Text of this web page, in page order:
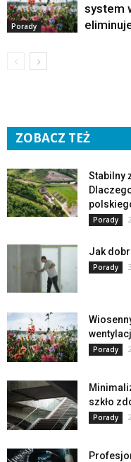
Porady
system
ZOBACZ TEŻ
Stabilny
Porady
Jak
Porady
Porady
szkło
Porady